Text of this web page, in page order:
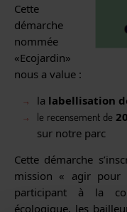
Cette
démarche
nommée
«Ecojardin»
nous a value :
la labellisation
le recensement de
sur notre parc
Cette démarche
mission « agir pour
participant à la
écologique, les